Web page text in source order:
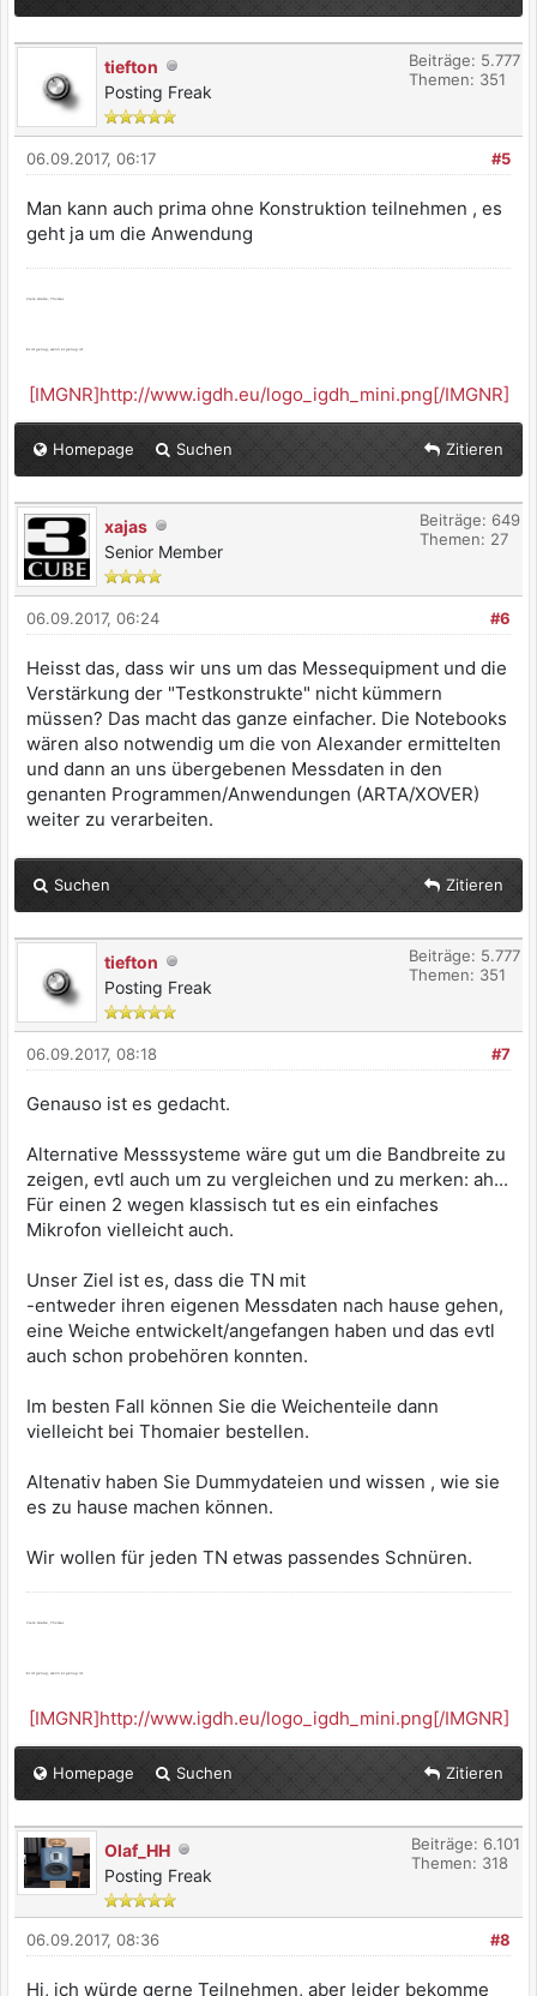
tiefton
Posting Freak
Beiträge: 5.777
Themen: 351
#5
06.09.2017, 06:17
Man kann auch prima ohne Konstruktion teilnehmen , es
geht ja um die Anwendung
Viele Grüße, Thomas
Es ist genug, wenn es genug ist.
[IMGNR]http://www.igdh.eu/logo_igdh_mini.png[/IMGNR]
Homepage Suchen Zitieren
xajas
Senior Member
Beiträge: 649
Themen: 27
#6
06.09.2017, 06:24
Heisst das, dass wir uns um das Messequipment und die
Verstärkung der "Testkonstrukte" nicht kümmern
müssen? Das macht das ganze einfacher. Die Notebooks
wären also notwendig um die von Alexander ermittelten
und dann an uns übergebenen Messdaten in den
genanten Programmen/Anwendungen (ARTA/XOVER)
weiter zu verarbeiten.
Suchen Zitieren
tiefton
Posting Freak
Beiträge: 5.777
Themen: 351
#7
06.09.2017, 08:18
Genauso ist es gedacht.
Alternative Messsysteme wäre gut um die Bandbreite zu
zeigen, evtl auch um zu vergleichen und zu merken: ah...
Für einen 2 wegen klassisch tut es ein einfaches
Mikrofon vielleicht auch.
Unser Ziel ist es, dass die TN mit
-entweder ihren eigenen Messdaten nach hause gehen,
eine Weiche entwickelt/angefangen haben und das evtl
auch schon probehören konnten.
Im besten Fall können Sie die Weichenteile dann
vielleicht bei Thomaier bestellen.
Altenativ haben Sie Dummydateien und wissen , wie sie
es zu hause machen können.
Wir wollen für jeden TN etwas passendes Schnüren.
Viele Grüße, Thomas
Es ist genug, wenn es genug ist.
[IMGNR]http://www.igdh.eu/logo_igdh_mini.png[/IMGNR]
Homepage Suchen Zitieren
Olaf_HH
Posting Freak
Beiträge: 6.101
Themen: 318
#8
06.09.2017, 08:36
Hi, ich würde gerne Teilnehmen, aber leider bekomme